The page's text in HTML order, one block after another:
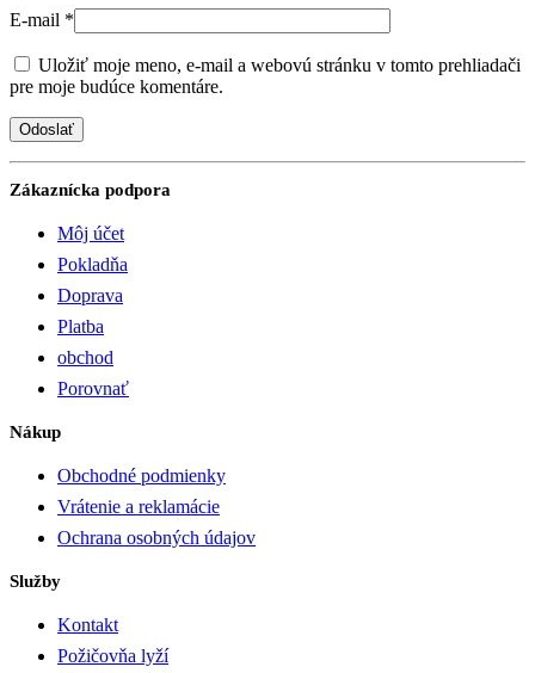
E-mail *
Uložiť moje meno, e-mail a webovú stránku v tomto prehliadači
pre moje budúce komentáre.
Zákaznícka podpora
Môj účet
Pokladňa
Doprava
Platba
obchod
Porovnať
Nákup
Obchodné podmienky
Vrátenie a reklamácie
Ochrana osobných údajov
Služby
Kontakt
Požičovňa lyží